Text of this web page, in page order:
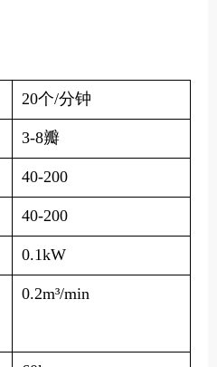
20个/分钟
3-8瓣
40-200
40-200
0.1kW
0.2m³/min